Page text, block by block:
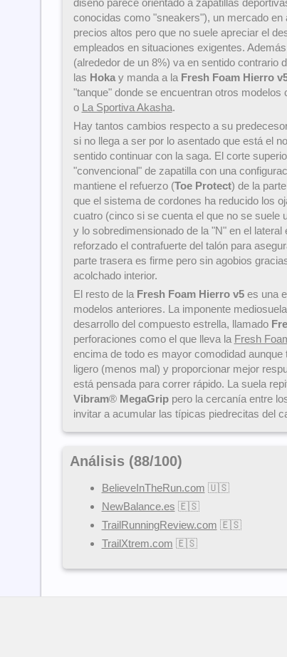
diseño parece orientado a zapatillas
conocidas como "sneakers"), un mercado en
precios altos pero que no suele apreciar el
empleados en situaciones exigentes.
(alrededor de un 8%) va en sentido contrario
las Hokay manda a la Fresh Foam Hierro
"tanque" donde se encuentran otros modelos
o La Sportiva Akasha.
Hay tantos cambios respecto a su
si no llega a ser por lo asentado que está el
sentido continuar con la saga. El corte
"convencional" de zapatilla con una
mantiene el refuerzo (Toe Protect) de la
que el sistema de cordones ha reducido los
cuatro (cinco si se cuenta el que no se suele
y lo sobredimensionado de la "N" en el lateral
reforzado el contrafuerte del talón para
parte trasera es firme pero sin agobios
acolchado interior.
El resto de la Fresh Foam Hierro v5es una
modelos anteriores. La imponente
desarrollo del compuesto estrella, llamado
perforaciones como el que lleva la Fresh
encima de todo es mayor comodidad
ligero (menos mal) y proporcionar mejor
está pensada para correr rápido. La suela
Vibram® MegaGrippero la cercanía entre
invitar a acumular las típicas piedrecitas del
Análisis (88/100)
BelieveInTheRun.com 🇺🇸
NewBalance.es 🇪🇸
TrailRunningReview.com 🇪🇸
TrailXtrem.com 🇪🇸